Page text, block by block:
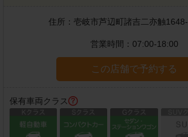
住所： 壱岐市芦辺町諸吉二亦触
営業時間： 07:00-18:00
この店舗で予約する
保有車両クラス